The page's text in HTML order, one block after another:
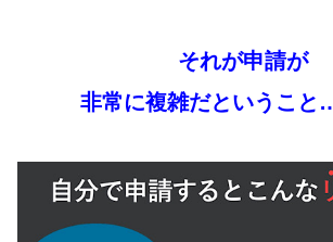
それが申請が
非常に複雑だということ